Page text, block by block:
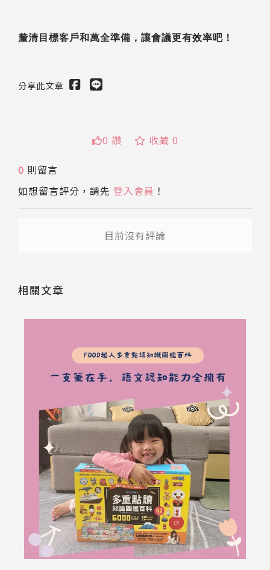
釐清目標客戶和萬全準備，讓會議更有效率吧！
分享此文章
0 讚 收藏 0
0 則留言
如想留言評分，請先 登入會員 ！
目前沒有評論
相關文章